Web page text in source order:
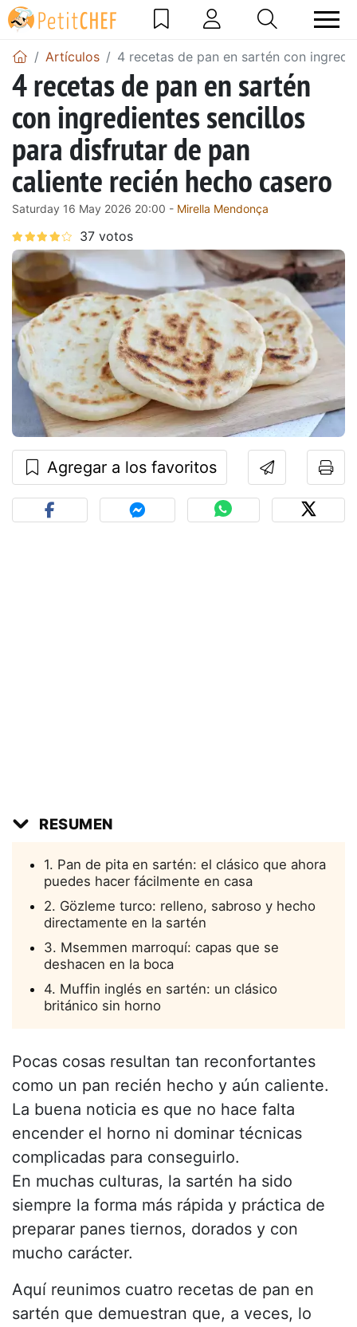
Artículos 4 recetas de pan en sartén con
4 recetas de pan en sartén
con ingredientes sencillos
para disfrutar de pan
caliente recién hecho casero
Saturday 16 May 2026 20:00 - Mirella Mendonça
Agregar a los favoritos
RESUMEN
1. Pan de pita en sartén: el clásico que ahora
puedes hacer fácilmente en casa
2. Gözleme turco: relleno, sabroso y hecho
directamente en la sartén
3. Msemmen marroquí: capas que se
deshacen en la boca
4. Muffin inglés en sartén: un clásico
británico sin horno
Pocas cosas resultan tan reconfortantes
como un pan recién hecho y aún caliente.
La buena noticia es que no hace falta
encender el horno ni dominar técnicas
complicadas para conseguirlo.
En muchas culturas, la sartén ha sido
siempre la forma más rápida y práctica de
preparar panes tiernos, dorados y con
mucho carácter.
Aquí reunimos cuatro recetas de pan en
sartén que demuestran que, a veces, lo